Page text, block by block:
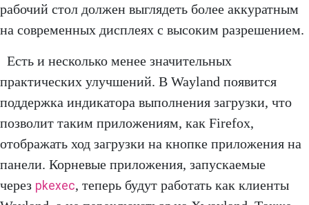
рабочий стол должен выглядеть более аккуратным
на современных дисплеях с высоким разрешением.
Есть и несколько менее значительных
практических улучшений. В Wayland появится
поддержка индикатора выполнения загрузки, что
позволит таким приложениям, как Firefox,
отображать ход загрузки на кнопке приложения на
панели. Корневые приложения, запускаемые
через pkexec, теперь будут работать как клиенты